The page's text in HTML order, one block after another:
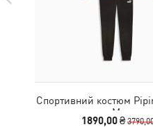
Спортивний костюм
Men
1890,00 ₴